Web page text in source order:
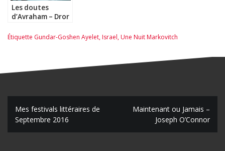
Les doutes
d’Avraham – Dror
Étiquette Gundar-Goshen Ayelet,Israel,Une Nuit Markovitch
N
a
Mes festivals littéraires de
Septembre 2016
Maintenant ou Jamais –
Joseph O’Connor